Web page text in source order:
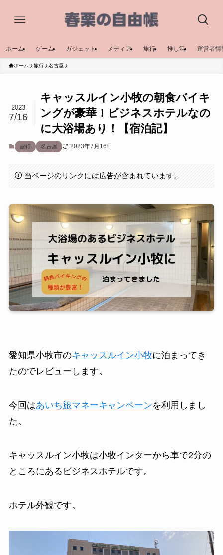
ホーム ゲーム ガジェット メディア 旅行 推し活 運営者情
ホーム 旅行 名古屋
キャッスルイン小牧の朝食バイキ
ングが豪華！ビジネスホテルなの
に大浴場あり！【宿泊記】
2023
7/16
旅行 名古屋 2023年7月16日
当ページのリンクには広告が含まれています。
愛知県小牧市のキャッスルイン小牧に泊まってき
たのでレビューします。
今回はあいち旅マネーキャンペーンを利用しまし
た。
キャッスルイン小牧は小牧インターから車で2分の
ところにあるビジネスホテルです。
ホテル外観です。